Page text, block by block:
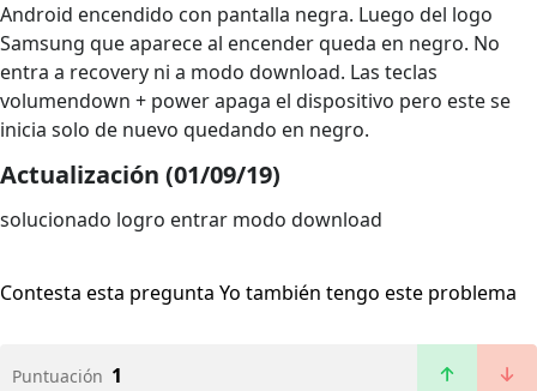
Android encendido con pantalla negra. Luego del logo
Samsung que aparece al encender queda en negro. No
entra a recovery ni a modo download. Las teclas
volumendown + power apaga el dispositivo pero este se
inicia solo de nuevo quedando en negro.
Actualización (01/09/19)
solucionado logro entrar modo download
Contesta esta pregunta Yo también tengo este problema
Puntuación 1